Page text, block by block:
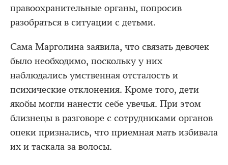
правоохранительные органы, попросив
разобраться в ситуации с детьми.
Сама Марголина заявила, что связать девочек
было необходимо, поскольку у них
наблюдались умственная отсталость и
психические отклонения. Кроме того, дети
якобы могли нанести себе увечья. При этом
близнецы в разговоре с сотрудниками органов
опеки признались, что приемная мать избивала
их и таскала за волосы.